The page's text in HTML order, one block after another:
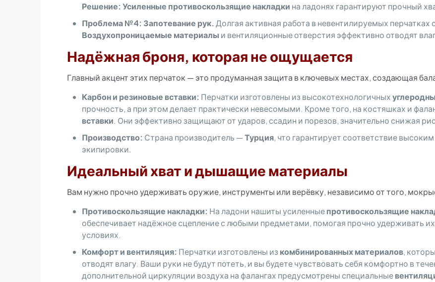
Решение:Усиленные противоскользящие накладки на ладонях гарантируют прочный
Проблема №4: Запотевание рук. Долгая активная работа в невентилируемых
Воздухопроницаемые материалы и вентиляционные отверстия эффективно отводят
Надёжная броня, которая не ощущается
Главный акцент этих перчаток — это продуманная защита в ключевых местах, создающая
Карбон и резиновые вставки: Перчатки изготовлены из высокотехнологичных
прочность, а при этом делает практически невесомыми. Кроме того, на костяшках и
вставки. Они эффективно защищают от ударов, ссадин и порезов, значительно снижая
Производство: Страна производитель —Турция, что гарантирует соответствие
экипировки.
Идеальный хват и дышащие материалы
Вам нужно прочно удерживать оружие, инструменты или верёвку, независимо от того,
Противоскользящие накладки: На ладони нашиты усиленныепротивоскользящие
обеспечивает надёжное сцепление с любыми предметами, помогая прочно удерживать
условиях.
Комфорт и вентиляция: Перчатки изготовлены из комбинированных материалов,
отводят влагу. Ваши руки не будут потеть, и вы будете чувствовать себя комфортно в
дополнительной циркуляции воздуха на фалангах предусмотрены специальные